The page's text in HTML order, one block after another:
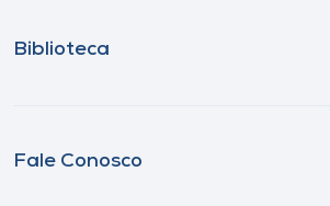
Biblioteca
Fale Conosco